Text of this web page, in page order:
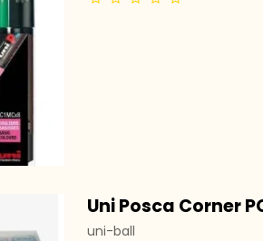
Uni Posca Corner
uni-ball